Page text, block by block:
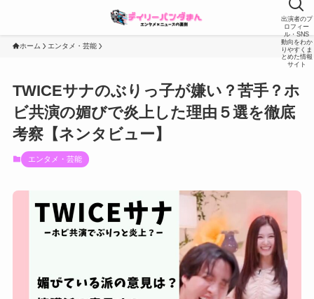
出演者のプ
ロフィー
ル・SNS
動向をわか
りやすくま
とめた情報
サイト
ホーム エンタメ・芸能
TWICEサナのぶりっ子が嫌い？苦手？ホ
ビ共演の媚びで炎上した理由５選を徹底
考察【ネンタビュー】
エンタメ・芸能